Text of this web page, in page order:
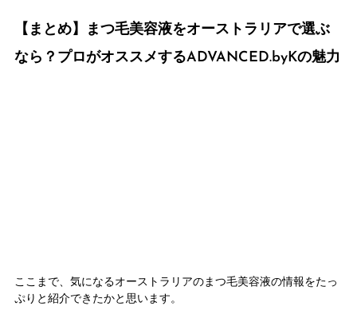
【まとめ】まつ毛美容液をオーストラリアで選ぶ
なら？プロがオススメするADVANCED.byKの魅力
ここまで、気になるオーストラリアのまつ毛美容液の情報をたっ
ぷりと紹介できたかと思います。